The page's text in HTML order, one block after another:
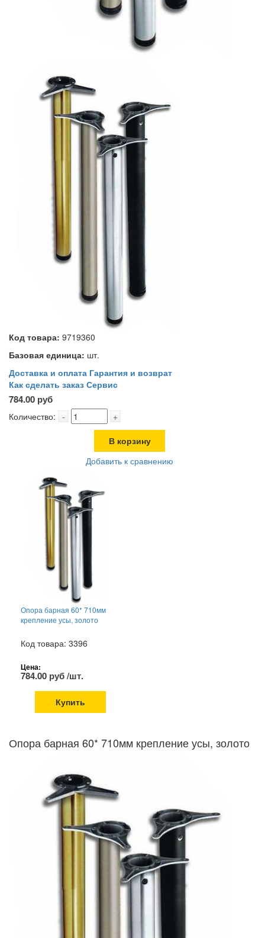
Код товара: 9719360
Базовая единица: шт.
Доставка и оплата Гарантия и возврат
Как сделать заказ Сервис
784.00 руб
Количество: - +
В корзину
Добавить к сравнению
Опора барная 60* 710мм
крепление усы, золото
Код товара: 3396
Цена:
784.00 руб /шт.
Купить
Опора барная 60* 710мм крепление усы, золото